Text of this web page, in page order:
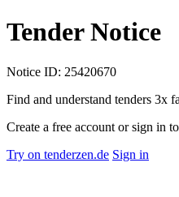
Tender Notice
Notice ID: 25420670
Find and understand tenders 3x
Create a free account or sign in
Try on tenderzen.de Sign in